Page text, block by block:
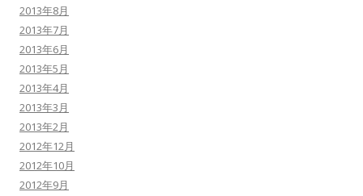
2013年8月
2013年7月
2013年6月
2013年5月
2013年4月
2013年3月
2013年2月
2012年12月
2012年10月
2012年9月